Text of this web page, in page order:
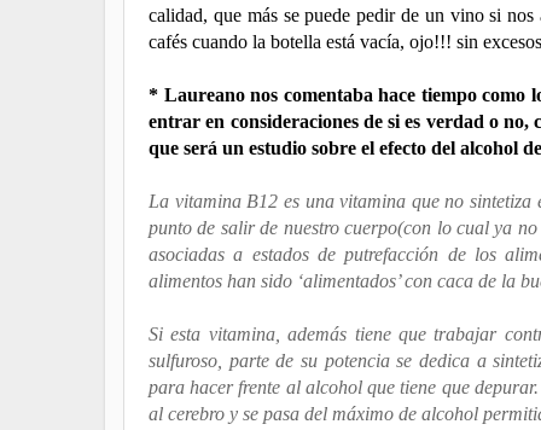
calidad, que más se puede pedir de un vino si
cafés cuando la botella está vacía, ojo!!! sin
* Laureano nos comentaba hace tiempo como
entrar en consideraciones de si es verdad o
que será un estudio sobre el efecto del alcohol
La vitamina B12 es una vitamina que no
punto de salir de nuestro cuerpo(con lo cual ya
asociadas a estados de putrefacción de los
alimentos han sido ‘alimentados’ con caca de la
Si esta vitamina, además tiene que trabajar
sulfuroso, parte de su potencia se dedica a
para hacer frente al alcohol que tiene que
al cerebro y se pasa del máximo de alcohol